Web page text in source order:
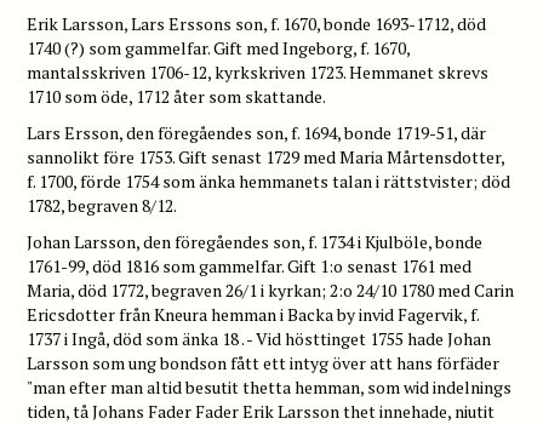
Erik Larsson, Lars Erssons son, f. 1670, bonde 1693-1712, död
1740 (?) som gammelfar. Gift med Ingeborg, f. 1670,
mantalsskriven 1706-12, kyrkskriven 1723. Hemmanet skrevs
1710 som öde, 1712 åter som skattande.
Lars Ersson, den föregåendes son, f. 1694, bonde 1719-51, där
sannolikt före 1753. Gift senast 1729 med Maria Mårtensdotter,
f. 1700, förde 1754 som änka hemmanets talan i rättstvister; död
1782, begraven 8/12.
Johan Larsson, den föregåendes son, f. 1734 i Kjulböle, bonde
1761-99, död 1816 som gammelfar. Gift 1:o senast 1761 med
Maria, död 1772, begraven 26/1 i kyrkan; 2:o 24/10 1780 med Carin
Ericsdotter från Kneura hemman i Backa by invid Fagervik, f.
1737 i Ingå, död som änka 18 . - Vid hösttinget 1755 hade Johan
Larsson som ung bondson fått ett intyg över att hans förfäder
"man efter man altid besutit thetta hemman, som wid indelnings
tiden, tå Johans Fader Fader Erik Larsson thet innehade, niutit